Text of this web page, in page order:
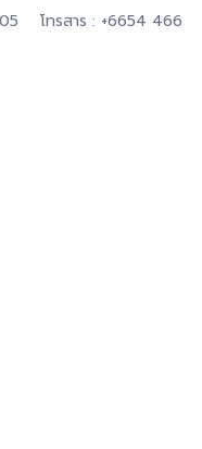
โทรสาร : +6654 466